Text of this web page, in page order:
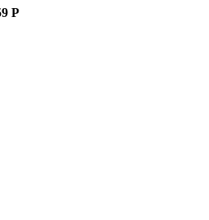
Р